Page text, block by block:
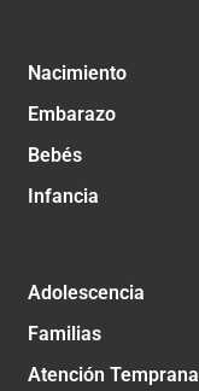
Nacimiento
Embarazo
Bebés
Infancia
Adolescencia
Familias
Atención Temprana